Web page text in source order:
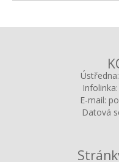
Ústředna:
Infolinka:
E-mail:
Datová